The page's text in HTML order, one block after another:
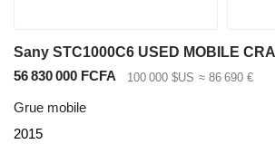
Sany STC1000C6 USED MOBILE
56 830 000 FCFA
100 000 $US ≈ 86 690 €
Grue mobile
2015